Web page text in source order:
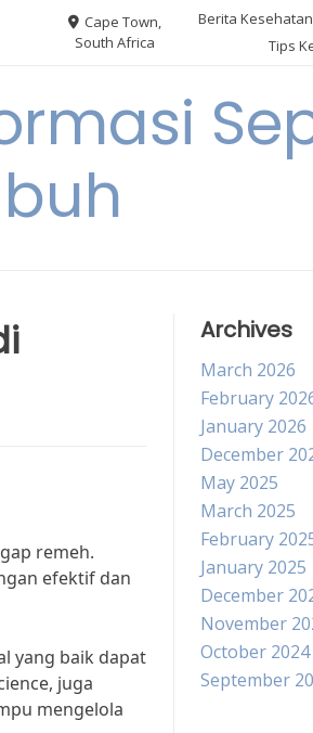
Cape Town,
South Africa
Berita Kesehatan
Tips
remeh.
efektif dan
yang baik dapat
juga
mengelola
Archives
March 2026
February
January 2026
December
May 2025
March 2025
February
January 2025
December
November
October 2024
September